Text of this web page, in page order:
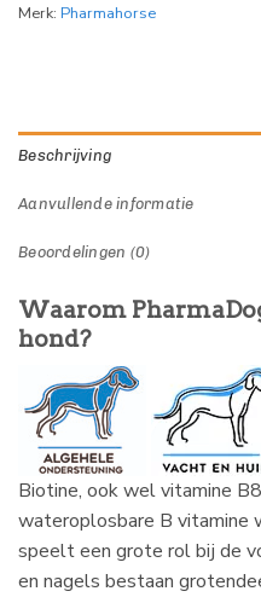
Merk: Pharmahorse
Beschrijving
Aanvullende informatie
Beoordelingen (0)
Waarom
hond?
Biotine, ook wel vitamine
wateroplosbare B vitamine
speelt een grote rol bij de
en nagels bestaan